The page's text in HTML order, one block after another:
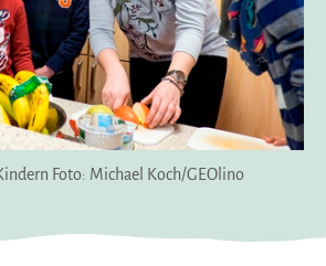
Foto: Michael Koch/GEOlino